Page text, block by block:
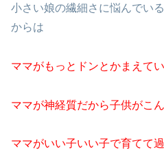
小さい娘の繊細さに悩んでい
からは
ママがもっとドンとかまえて
ママが神経質だから子供がこ
ママがいい子いい子で育てて